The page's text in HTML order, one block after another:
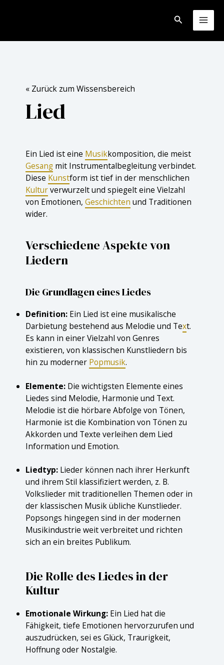
Suchen
« Zurück zum Wissensbereich
Lied
Ein Lied ist eine Musikkomposition, die meist
Gesang mit Instrumentalbegleitung verbindet.
Diese Kunstform ist tief in der menschlichen
Kulturverwurzelt und spiegelt eine Vielzahl
von Emotionen,Geschichten und Traditionen
wider.
Verschiedene Aspekte von
Liedern
Die Grundlagen eines Liedes
Definition: Ein Lied ist eine musikalische
Darbietung bestehend aus Melodie und Text.
Es kann in einer Vielzahl von Genres
existieren, von klassischen Kunstliedern bis
hin zu moderner Popmusik.
Elemente: Die wichtigsten Elemente eines
Liedes sind Melodie, Harmonie und Text.
Melodie ist die hörbare Abfolge von Tönen,
Harmonie ist die Kombination von Tönen zu
Akkorden und Texte verleihen dem Lied
Information und Emotion.
Liedtyp: Lieder können nach ihrer Herkunft
und ihrem Stil klassifiziert werden, z. B.
Volkslieder mit traditionellen Themen oder in
der klassischen Musik übliche Kunstlieder.
Popsongs hingegen sind in der modernen
Musikindustrie weit verbreitet und richten
sich an ein breites Publikum.
Die Rolle des Liedes in der
Kultur
Emotionale Wirkung: Ein Lied hat die
Fähigkeit, tiefe Emotionen hervorzurufen und
auszudrücken, sei es Glück, Traurigkeit,
Hoffnung oder Nostalgie.